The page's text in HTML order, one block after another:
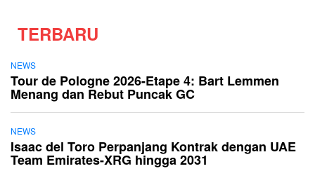
TERBARU
NEWS
Tour de Pologne 2026-Etape 4: Bart Lemmen
Menang dan Rebut Puncak GC
NEWS
Isaac del Toro Perpanjang Kontrak dengan UAE
Team Emirates-XRG hingga 2031